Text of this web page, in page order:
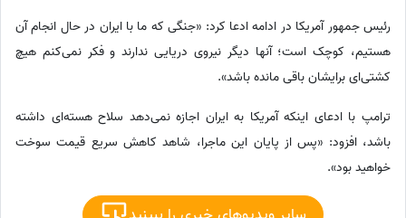
رئیس جمهور آمریکا در ادامه ادعا کرد: «جنگی که ما با ایران در حال انجام آن
هستیم، کوچک است؛ آنها دیگر نیروی دریایی ندارند و فکر نمی‌کنم هیچ
کشتی‌ای برایشان باقی مانده باشد».
ترامپ با ادعای اینکه آمریکا به ایران اجازه نمی‌دهد سلاح هسته‌ای داشته
باشد، افزود: «پس از پایان این ماجرا، شاهد کاهش سریع قیمت سوخت
خواهید بود».